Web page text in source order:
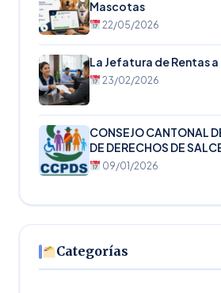
Mascotas
22/05/2026
La Jefatura de Rentas
23/02/2026
CONSEJO CANTONAL
DE DERECHOS DE
09/01/2026
Categorías